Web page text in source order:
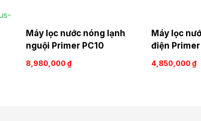
Máy lọc nước nóng lạnh
nguội Primer PC10
8,980,000₫
Máy lọc
điện
4,850,000₫